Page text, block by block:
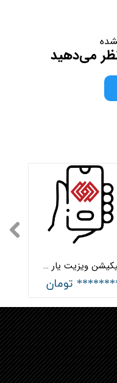
می‌دهید
اپلیکیشن ویزیت یار وبکام دو ویزیتور
تومان